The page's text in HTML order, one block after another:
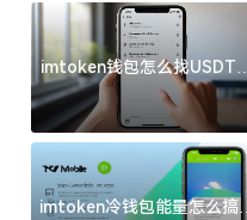
imtoken钱包怎么找USDT地
址？三步搞定不踩坑
imtoken冷钱包能量怎么搞？